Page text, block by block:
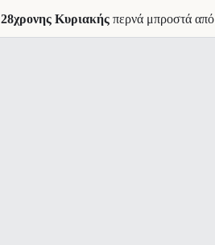
28χρονης Κυριακής περνά μπροστά από